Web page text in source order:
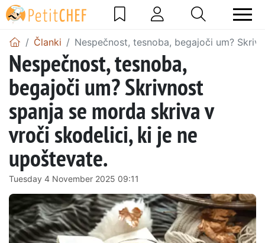
Članki Nespečnost, tesnoba, begajoči um?
Nespečnost, tesnoba,
begajoči um? Skrivnost
spanja se morda skriva v
vroči skodelici, ki je ne
upoštevate.
Tuesday 4 November 2025 09:11